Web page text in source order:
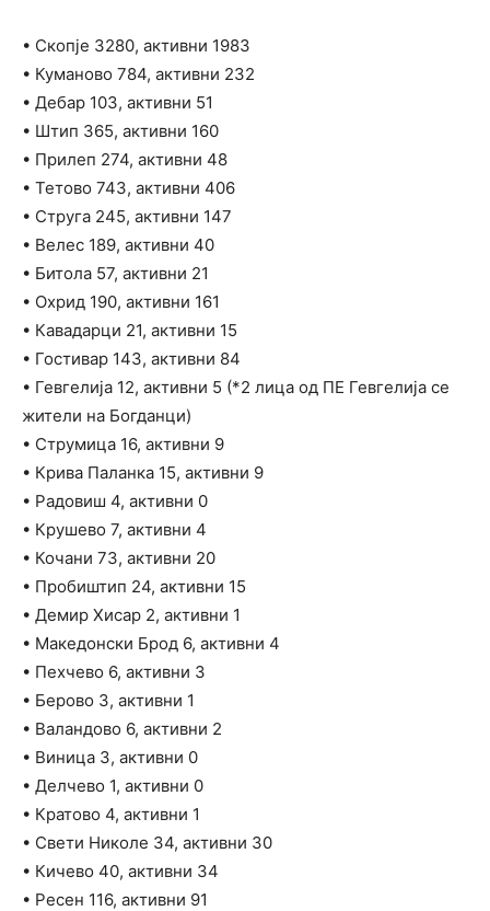
• Скопје 3280, активни 1983
• Куманово 784, активни 232
• Дебар 103, активни 51
• Штип 365, активни 160
• Прилеп 274, активни 48
• Тетово 743, активни 406
• Струга 245, активни 147
• Велес 189, активни 40
• Битола 57, активни 21
• Охрид 190, активни 161
• Кавадарци 21, активни 15
• Гостивар 143, активни 84
• Гевгелија 12, активни 5 (*2 лица од ПЕ Гевгелија се
жители на Богданци)
• Струмица 16, активни 9
• Крива Паланка 15, активни 9
• Радовиш 4, активни 0
• Крушево 7, активни 4
• Кочани 73, активни 20
• Пробиштип 24, активни 15
• Демир Хисар 2, активни 1
• Македонски Брод 6, активни 4
• Пехчево 6, активни 3
• Берово 3, активни 1
• Валандово 6, активни 2
• Виница 3, активни 0
• Делчево 1, активни 0
• Кратово 4, активни 1
• Свети Николе 34, активни 30
• Кичево 40, активни 34
• Ресен 116, активни 91